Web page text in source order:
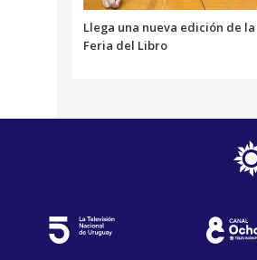
Llega una nueva edición de la
Feria del Libro